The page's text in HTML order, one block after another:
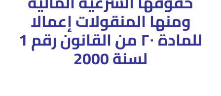
ومنها المنقولات إعمالا
للمادة ۲۰ من القانون رقم 1
لسنة 2000